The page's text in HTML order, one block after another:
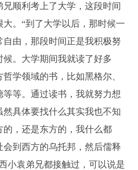
兄顺利考上了大学，这段时间
。“到了大学以后，那时候一
由，那段时间正是我积极努
。大学期间我就读了好多
学领域的书，比如黑格尔、
等等。通过读书，我就努力想
具体要找什么其实我也不知
，还是东方的，我什么都
到西方的乌托邦，然后儒释
小袁弟兄都接触过，可以说是